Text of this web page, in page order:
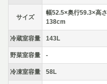
サイズ
幅52.5×奥行59.3×高さ
138cm
冷蔵室容量 143L
野菜室容量 -
冷凍室容量 58L